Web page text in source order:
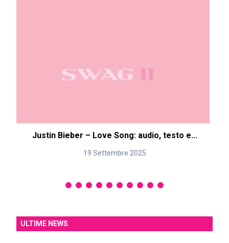
Justin Bieber – Love Song: audio, testo e...
19 Settembre 2025
ULTIME NEWS